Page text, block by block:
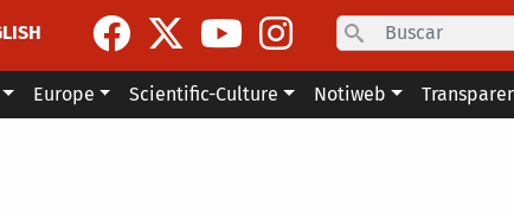
Europe Scientific-Culture Notiweb